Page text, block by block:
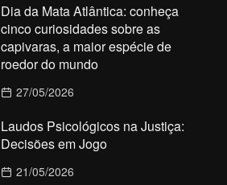
Dia da Mata Atlântica: conheça
cinco curiosidades sobre as
capivaras, a maior espécie de
roedor do mundo
27/05/2026
Laudos Psicológicos na Justiça:
Decisões em Jogo
21/05/2026